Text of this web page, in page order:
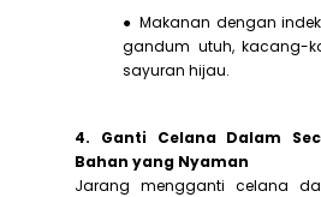
● Makanan dengan
gandum utuh, kacang-
sayuran hijau.
4. Ganti Celana Dalam
Bahan yang Nyaman
Jarang mengganti celana